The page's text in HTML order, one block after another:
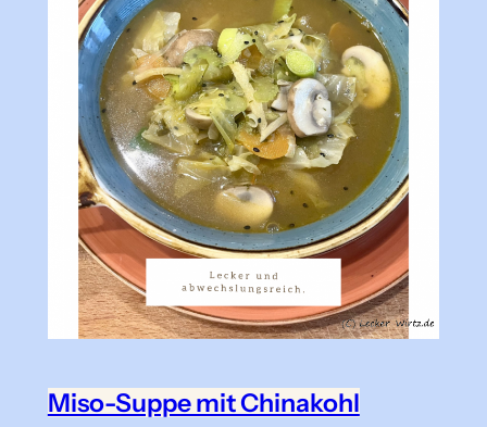
Miso-Suppe mit Chinakohl